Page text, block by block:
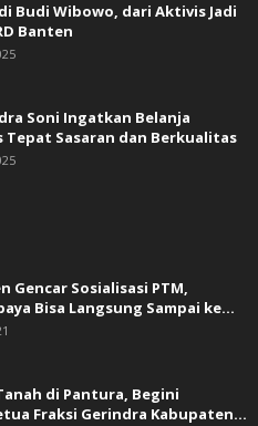
Budi Wibowo, dari Aktivis Jadi
Banten
Soni Ingatkan Belanja
Tepat Sasaran dan Berkualitas
Gencar Sosialisasi PTM,
Bisa Langsung Sampai ke...
di Pantura, Begini
Fraksi Gerindra Kabupaten...